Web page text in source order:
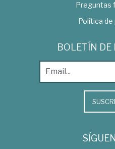
Preguntas
Política de
BOLETÍN DE